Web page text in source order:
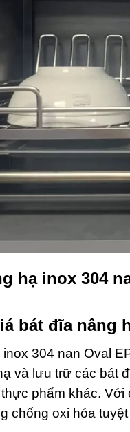
hạ inox 304
bát đĩa nâng
304 nan Oval
và lưu trữ các bát
phẩm khác.
chống oxi hóa